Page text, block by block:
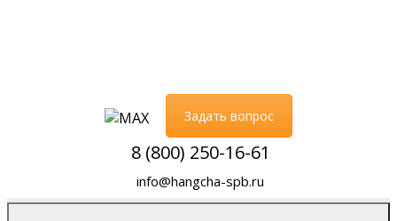
Задать вопрос
8 (800) 250-16-61
info@hangcha-spb.ru